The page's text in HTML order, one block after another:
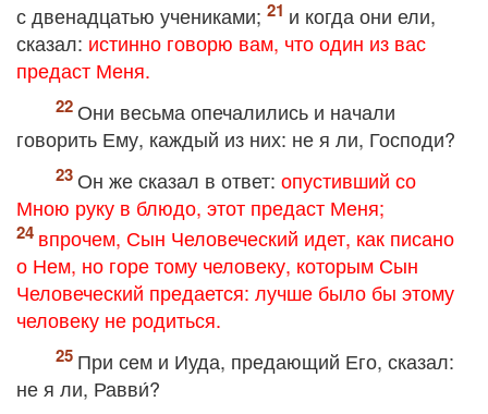
с двенадцатью учениками;
и когда они ели,
сказал: истинно говорю вам, что один из вас
предаст Меня.
Они весьма опечалились и начали
говорить Ему, каждый из них: не я ли, Господи?
Он же сказал в ответ: опустивший со
Мною руку в блюдо, этот предаст Меня;
впрочем, Сын Человеческий идет, как писано
о Нем, но горе тому человеку, которым Сын
Человеческий предается: лучше было бы этому
человеку не родиться.
При сем и Иуда, предающий Его, сказал:
не я ли, Равви́?